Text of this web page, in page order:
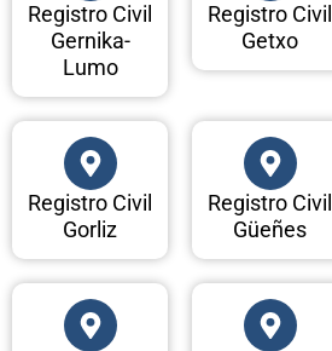
Registro Civil
Gernika-
Lumo
Registro Civil
Getxo
Registro Civil
Gorliz
Registro Civil
Güeñes